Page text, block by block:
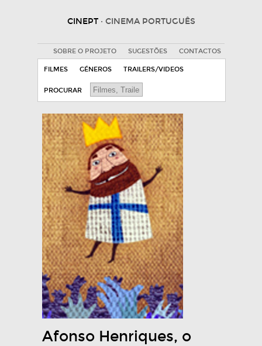
CINEPT · CINEMA PORTUGUÊS
SOBRE O PROJETO SUGESTÕES CONTACTOS
FILMES GÉNEROS TRAILERS/VIDEOS
PROCURAR
Afonso Henriques, o